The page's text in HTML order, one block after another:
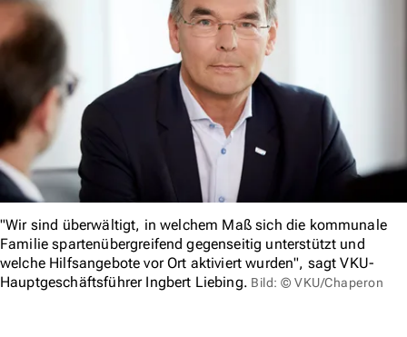
"Wir sind überwältigt, in welchem Maß sich die kommunale
Familie spartenübergreifend gegenseitig unterstützt und
welche Hilfsangebote vor Ort aktiviert wurden", sagt VKU-
Hauptgeschäftsführer Ingbert Liebing. Bild: © VKU/Chaperon